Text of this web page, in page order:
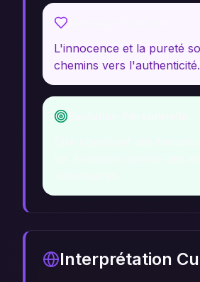
L'innocence et la pureté
chemins vers l'authenticité.
Interprétation